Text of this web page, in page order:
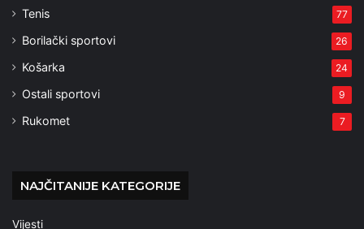
Tenis 77
Borilački sportovi 26
Košarka 24
Ostali sportovi 9
Rukomet 7
NAJČITANIJE KATEGORIJE
Vijesti